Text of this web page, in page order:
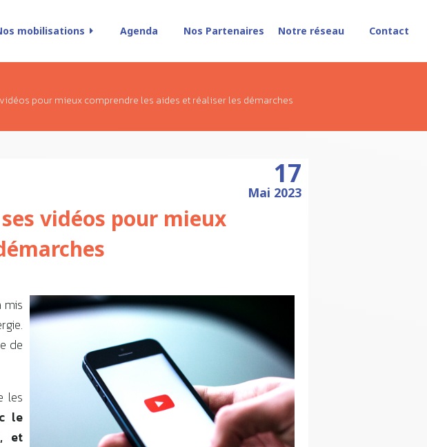
mobilisations Agenda Nos Partenaires Notre réseau Contact
pour mieux comprendre les aides et réaliser les démarches
17
Mai 2023
vidéos pour mieux
mis
de
les
le
et